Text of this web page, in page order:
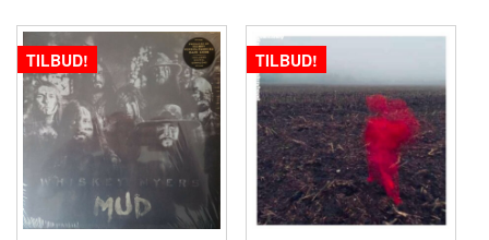
var:
239,95 kr..
er:
199,95 kr..
219,95 kr..179,95
TILBUD! TILBUD!